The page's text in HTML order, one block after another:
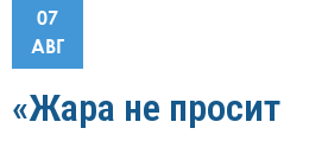
07
АВГ
«Жара не просит